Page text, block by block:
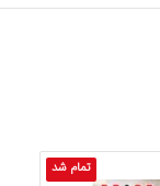
تمام شد